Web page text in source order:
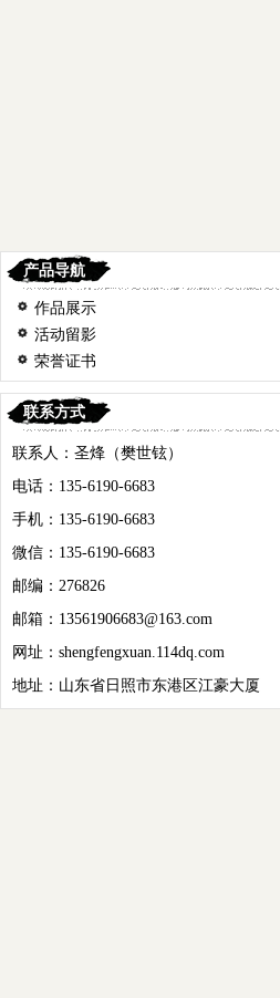
产品导航
作品展示
活动留影
荣誉证书
联系方式
联系人：圣烽（樊世铉）
电话：135-6190-6683
手机：135-6190-6683
微信：135-6190-6683
邮编：276826
邮箱：13561906683@163.com
网址：shengfengxuan.114dq.com
地址：山东省日照市东港区江豪大厦